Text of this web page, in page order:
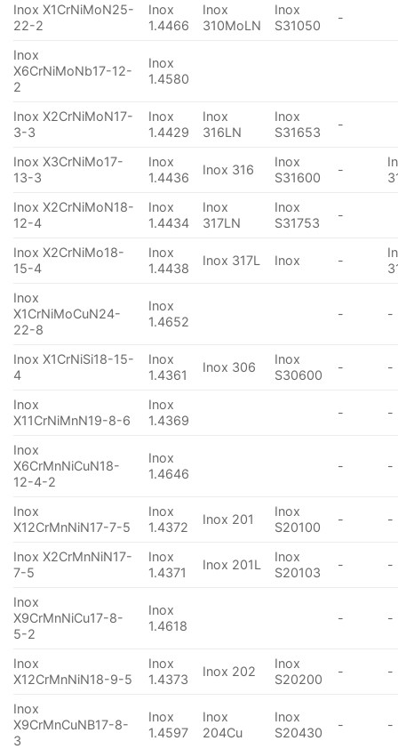
Inox X1CrNiMoN25-
22-2
Inox
1.4466
Inox
310MoLN
Inox
S31050
-
Inox
X6CrNiMoNb17-12-
2
Inox
1.4580
Inox X2CrNiMoN17-
3-3
Inox
1.4429
Inox
316LN
Inox
S31653
-
Inox X3CrNiMo17-
13-3
Inox
1.4436
Inox 316
Inox
S31600
-
Inox X2CrNiMoN18-
12-4
Inox
1.4434
Inox
317LN
Inox
S31753
-
Inox X2CrNiMo18-
15-4
Inox
1.4438
Inox 317L Inox -
Inox
X1CrNiMoCuN24-
22-8
Inox
1.4652
- -
Inox X1CrNiSi18-15-
4
Inox
1.4361
Inox 306
Inox
S30600
- -
Inox
X11CrNiMnN19-8-6
Inox
1.4369
- -
Inox
X6CrMnNiCuN18-
12-4-2
Inox
1.4646
- -
Inox
X12CrMnNiN17-7-5
Inox
1.4372
Inox 201
Inox
S20100
- -
Inox X2CrMnNiN17-
7-5
Inox
1.4371
Inox 201L
Inox
S20103
- -
Inox
X9CrMnNiCu17-8-
5-2
Inox
1.4618
- -
Inox
X12CrMnNiN18-9-5
Inox
1.4373
Inox 202
Inox
S20200
- -
Inox
X9CrMnCuNB17-8-
3
Inox
1.4597
Inox
204Cu
Inox
S20430
- -